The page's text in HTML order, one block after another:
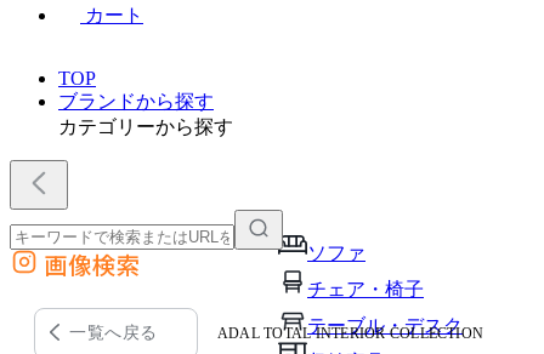
カート
TOP
ブランドから探す
カテゴリーから探す
ソファ
チェア・椅子
テーブル・デスク
外部サイトの商品をカートに追加
他のサイトで見つけた商品ページのURLを貼り付けて、カートに追加できます
画像検索
一覧へ戻る ADAL TOTAL INTERIOR COLLECTION